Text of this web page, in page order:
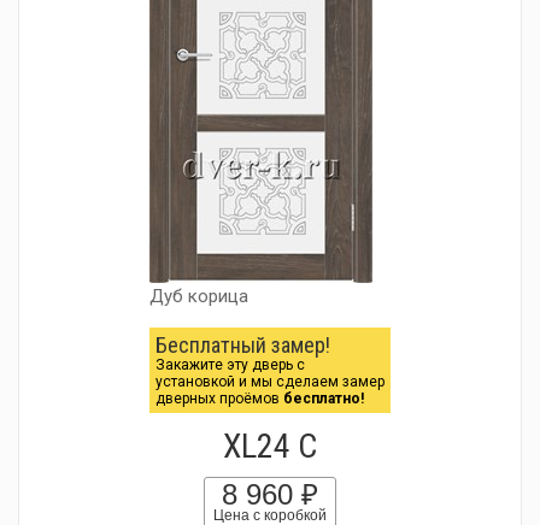
Дуб корица
Бесплатный замер!
Закажите эту дверь с
установкой и мы сделаем замер
дверных проёмов бесплатно!
XL24 C
8 960 ₽
Цена с коробкой